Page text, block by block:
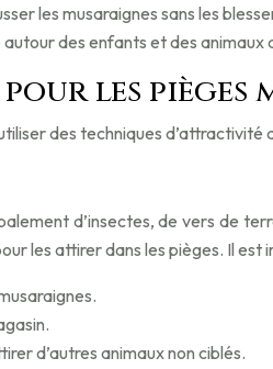
les musaraignes sans les
des enfants et des animaux
les pièges
des techniques
d’insectes, de vers de
les attirer dans les pièges. Il
d’autres animaux non ciblés.